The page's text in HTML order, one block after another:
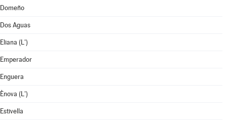
Domeño
Dos Aguas
Eliana (L')
Emperador
Enguera
Ènova (L')
Estivella